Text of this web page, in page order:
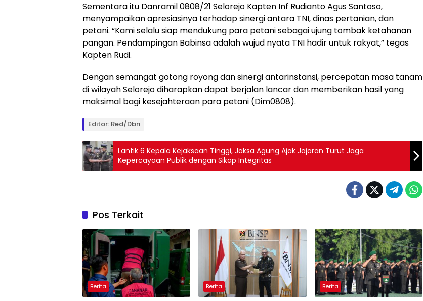
Sementara itu Danramil 0808/21 Selorejo Kapten Inf Rudianto Agus Santoso,
menyampaikan apresiasinya terhadap sinergi antara TNI, dinas pertanian, dan
petani. “Kami selalu siap mendukung para petani sebagai ujung tombak ketahanan
pangan. Pendampingan Babinsa adalah wujud nyata TNI hadir untuk rakyat,” tegas
Kapten Rudi.
Dengan semangat gotong royong dan sinergi antarinstansi, percepatan masa tanam
di wilayah Selorejo diharapkan dapat berjalan lancar dan memberikan hasil yang
maksimal bagi kesejahteraan para petani (Dim0808).
Editor: Red/Dbn
Lantik 6 Kepala Kejaksaan Tinggi, Jaksa Agung Ajak Jajaran Turut Jaga
Kepercayaan Publik dengan Sikap Integritas
Pos Terkait
Berita Berita Berita